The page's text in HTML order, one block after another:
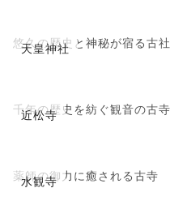
天皇神社
悠久の歴史と神秘が宿る古社
近松寺
千年の歴史を紡ぐ観音の古寺
水観寺
薬師の御力に癒される古寺